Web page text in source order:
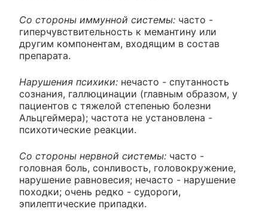
Со стороны иммунной системы: часто -
гиперчувствительность к мемантину или
другим компонентам, входящим в состав
препарата.
Нарушения психики: нечасто - спутанность
сознания, галлюцинации (главным образом, у
пациентов с тяжелой степенью болезни
Альцгеймера); частота не установлена -
психотические реакции.
Со стороны нервной системы: часто -
головная боль, сонливость, головокружение,
нарушение равновесия; нечасто - нарушение
походки; очень редко - судороги,
эпилептические припадки.